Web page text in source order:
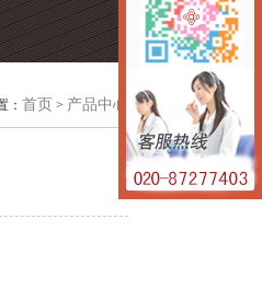
： 首页 > 产品中心